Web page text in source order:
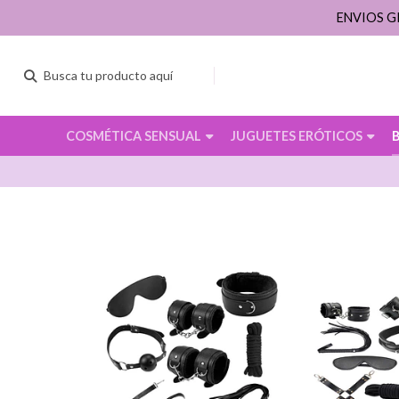
COSMÉTICA SENSUAL JUGUETES ERÓTICOS
ENVIOS